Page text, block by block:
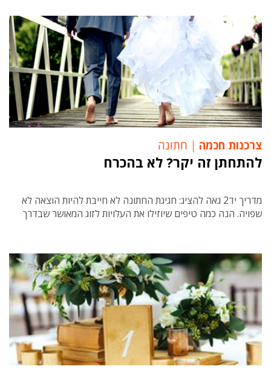
צרכנות חכמה חתונה
להתחתן זה יקר? לא בהכרח
מדריך יד2 גאה להציג: חגיגת החתונה לא חייבת להיות הוצאה לא
שפויה. הנה כמה טיפים שיוזילו את העלויות לזוג המאושר שבדרך